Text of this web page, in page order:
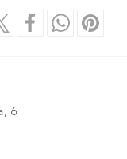
6